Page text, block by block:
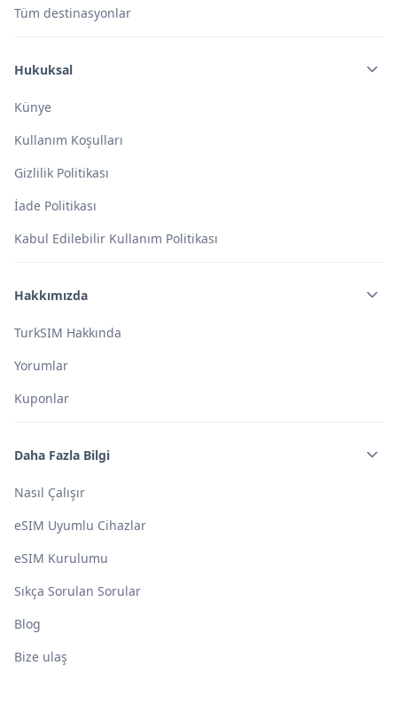
Tüm destinasyonlar
Hukuksal
Künye
Kullanım Koşulları
Gizlilik Politikası
İade Politikası
Kabul Edilebilir Kullanım Politikası
Hakkımızda
TurkSIM Hakkında
Yorumlar
Kuponlar
Daha Fazla Bilgi
Nasıl Çalışır
eSIM Uyumlu Cihazlar
eSIM Kurulumu
Sıkça Sorulan Sorular
Blog
Bize ulaş